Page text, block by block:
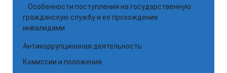
Особенности поступления на государственную
гражданскую службу и ее прохождение
инвалидами
Антикоррупционная деятельность
Комиссии и положения